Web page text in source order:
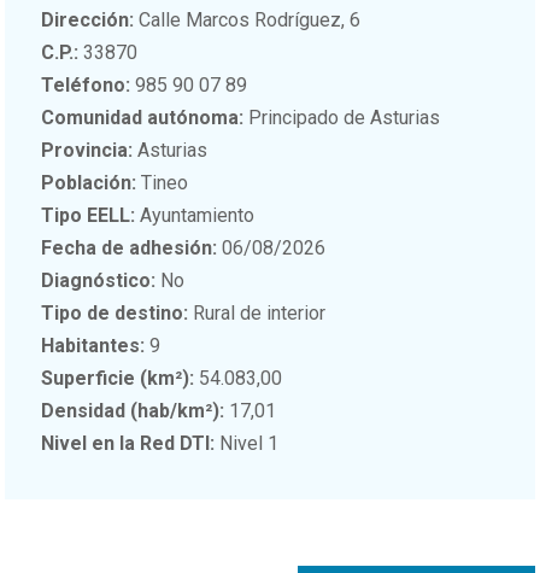
Dirección: Calle Marcos Rodríguez, 6
C.P.: 33870
Teléfono: 985 90 07 89
Comunidad autónoma: Principado de Asturias
Provincia: Asturias
Población: Tineo
Tipo EELL: Ayuntamiento
Fecha de adhesión: 06/08/2026
Diagnóstico: No
Tipo de destino: Rural de interior
Habitantes: 9
Superficie (km²): 54.083,00
Densidad (hab/km²): 17,01
Nivel en la Red DTI: Nivel 1